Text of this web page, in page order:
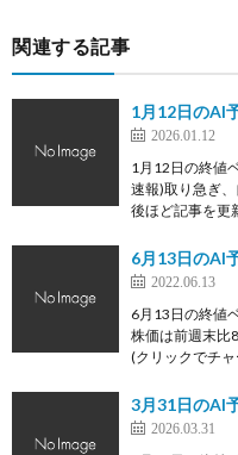
関連する記事
1月12日のAI
2026.01.12
1月12日の終値
速報)取り急ぎ
後ほど記事を更
6月13日のAI
2022.06.13
6月13日の終値
株価は前週末比
(クリックでチ
3月31日のAI
2026.03.31